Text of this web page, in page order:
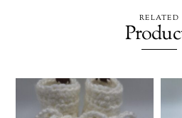
RELATED